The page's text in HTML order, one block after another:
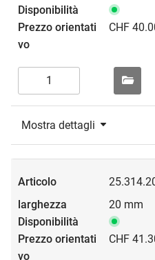
CHF
Mostra dettagli
20 mm
CHF